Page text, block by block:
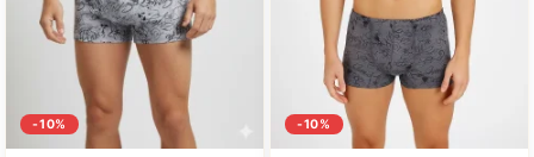
-10% -10%